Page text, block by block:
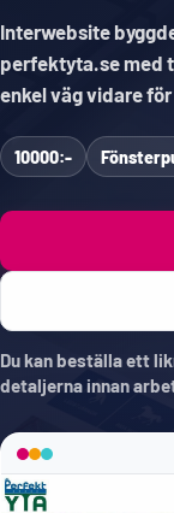
Interwebsite
perfektyta.se med
enkel väg vidare
10000:-
Du kan beställa ett
detaljerna innan